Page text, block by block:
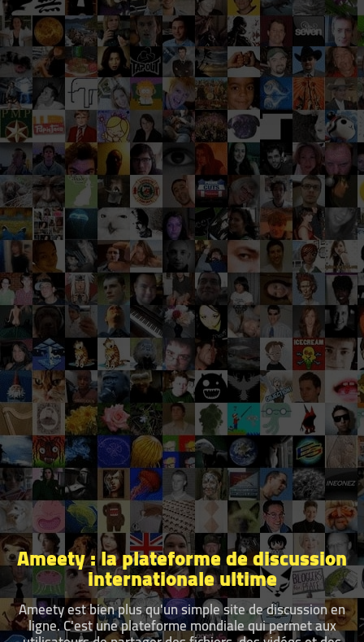
Ameety : la plateforme de discussion
internationale ultime
Ameety est bien plus qu'un simple site de discussion en
ligne. C'est une plateforme mondiale qui permet aux